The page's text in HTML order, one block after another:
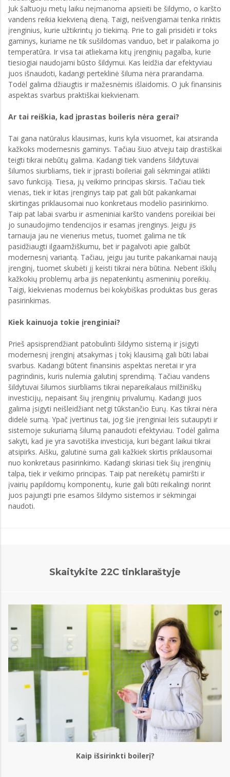
Juk šaltuoju metų laiku neįmanoma apsieiti be šildymo, o karšto
vandens reikia kiekvieną dieną. Taigi, neišvengiamai tenka rinktis
įrenginius, kurie užtikrintų jo tiekimą. Prie to gali prisidėti ir toks
gaminys, kuriame ne tik sušildomas vanduo, bet ir palaikoma jo
temperatūra. Ir visa tai atliekama kitų įrenginių pagalba, kurie
tiesiogiai naudojami būsto šildymui. Kas leidžia dar efektyviau
juos išnaudoti, kadangi perteklinė šiluma nėra prarandama.
Todėl galima džiaugtis ir mažesnėmis išlaidomis. O juk finansinis
aspektas svarbus praktiškai kiekvienam.
Ar tai reiškia, kad įprastas boileris nėra gerai?
Tai gana natūralus klausimas, kuris kyla visuomet, kai atsiranda
kažkoks modernesnis gaminys. Tačiau šiuo atveju taip drastiškai
teigti tikrai nebūtų galima. Kadangi tiek vandens šildytuvai
šilumos siurbliams, tiek ir įprasti boileriai gali sėkmingai atlikti
savo funkciją. Tiesa, jų veikimo principas skirsis. Tačiau tiek
vienas, tiek ir kitas įrenginys taip pat gali būt pakankamai
skirtingas priklausomai nuo konkretaus modelio pasirinkimo.
Taip pat labai svarbu ir asmeniniai karšto vandens poreikiai bei
jo sunaudojimo tendencijos ir esamas įrenginys. Jeigu jis
tarnauja jau ne vienerius metus, tuomet galima ne tik
pasidžiaugti ilgaamžiškumu, bet ir pagalvoti apie galbūt
modernesnį variantą. Tačiau, jeigu jau turite pakankamai naują
įrenginį, tuomet skubėti jį keisti tikrai nėra būtina. Nebent iškilų
kažkokių problemų arba jis nepatenkintų asmeninių poreikių.
Taigi, kiekvienas modernus bei kokybiškas produktas bus geras
pasirinkimas.
Kiek kainuoja tokie įrenginiai?
Prieš apsisprendžiant patobulinti šildymo sistemą ir įsigyti
modernesnį įrenginį atsakymas į tokį klausimą gali būti labai
svarbus. Kadangi būtent finansinis aspektas neretai ir yra
pagrindinis, kuris nulemia galutinį sprendimą. Tačiau vandens
šildytuvai šilumos siurbliams tikrai nepareikalaus milžiniškų
investicijų, nepaisant šių įrenginių privalumų. Kadangi juos
galima įsigyti neišleidžiant netgi tūkstančio Eurų. Kas tikrai nėra
didelė sumą. Ypač įvertinus tai, jog šie įrenginiai leis sutaupyti ir
sistemoje sukuriamą šilumą panaudoti efektyviau. Todėl galima
sakyti, kad jie yra savotiška investicija, kuri bėgant laikui tikrai
atsipirks. Aišku, galutinė suma gali kažkiek skirtis priklausomai
nuo konkretaus pasirinkimo. Kadangi skiriasi tiek šių įrenginių
talpa, tiek ir veikimo principas. Taip pat nereikėtų pamiršti ir
įvairių papildomų komponentų, kurie gali būti reikalingi norint
juos pajungti prie esamos šildymo sistemos ir sėkmingai
naudoti.
Skaitykite 22C tinklaraštyje
Kaip išsirinkti boilerį?